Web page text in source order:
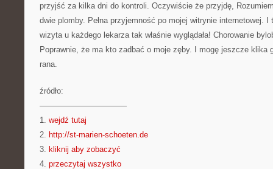
przyjść za kilka dni do kontroli. Oczywiście że przyjdę,
dwie plomby. Pełna przyjemność po mojej witrynie internetowej. I
wizyta u każdego lekarza tak właśnie wyglądała! Chorowanie
Poprawnie, że ma kto zadbać o moje zęby. I mogę jeszcze klika
rana.
źródło:
———————————
1. wejdź tutaj
2. http://st-marien-schoeten.de
3. kliknij aby zobaczyć
4. przeczytaj wszystko